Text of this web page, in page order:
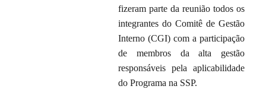
fizeram parte da reunião todos os
integrantes do Comitê de Gestão
Interno (CGI) com a participação
de membros da alta gestão
responsáveis pela aplicabilidade
do Programa na SSP.